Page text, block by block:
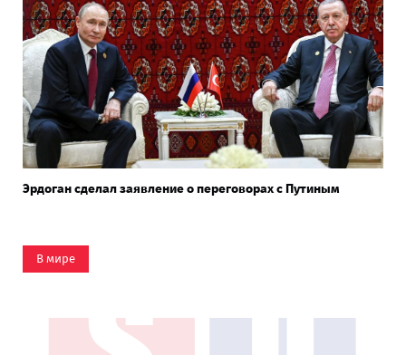
Эрдоган сделал заявление о переговорах с Путиным
В мире